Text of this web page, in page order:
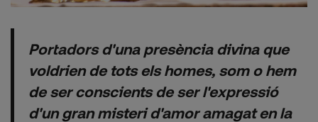
Portadors d'una presència divina que
voldrien de tots els homes, som o hem
de ser conscients de ser l'expressió
d'un gran misteri d'amor amagat en la